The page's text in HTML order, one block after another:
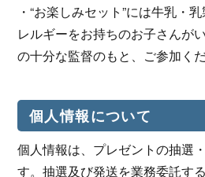
・“お楽しみセット”には牛乳・
レルギーをお持ちのお子さんが
の十分な監督のもと、ご参加くだ
個人情報について
個人情報は、プレゼントの抽選
す。抽選及び発送を業務委託す